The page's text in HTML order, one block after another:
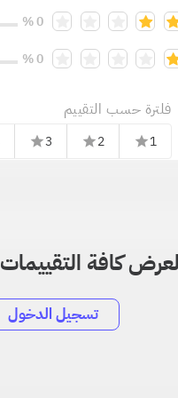
0 %
0 %
فلترة حسب التقييم
1
star
2
star
3
star
كافة
تسجيل الدخول